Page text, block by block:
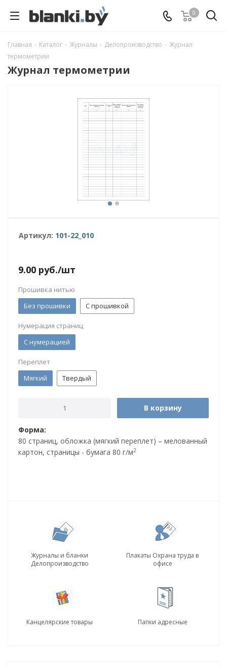
0
Главная - Каталог - Журналы - Делопроизводство - Журнал
термометрии
Журнал термометрии
Артикул: 101-22_010
9.00 руб./шт
Прошивка нитью
Без прошивки
С прошивкой
Нумерация страниц
С нумерацией
Переплет
Мягкий
Твердый
В корзину
Форма:
80 страниц, обложка (мягкий переплет) – мелованный
картон, страницы - бумага 80 г/м2
Журналы и бланки
Делопроизводство
Плакаты Охрана труда в
офисе
Канцелярские товары Папки адресные